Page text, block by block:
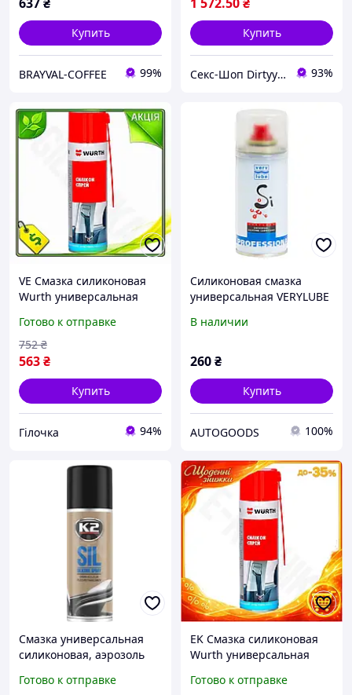
Купить
BRAYVAL-COFFEE 99%
Купить
Секс-Шоп Dirtyyy - Включи любовь! 93%
VE Смазка силиконовая
Wurth универсальная
для защиты и ухода за
автомобилем ан N6W_VER
Готово к отправке
563₴
752 ₴
Купить
Гілочка 94%
Силиконовая смазка
универсальная VERYLUBE
водоотталкивающая, до
пластика
В наличии
260₴
Купить
AUTOGOODS 100%
Смазка универсальная
силиконовая, аэрозоль
Готово к отправке
EK Смазка силиконовая
Wurth универсальная
500мл для защиты и
Готово к отправке